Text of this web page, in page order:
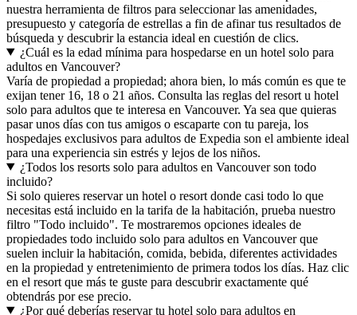
nuestra herramienta de filtros para seleccionar las amenidades,
presupuesto y categoría de estrellas a fin de afinar tus resultados de
búsqueda y descubrir la estancia ideal en cuestión de clics.
¿Cuál es la edad mínima para hospedarse en un hotel solo para
adultos en Vancouver?
Varía de propiedad a propiedad; ahora bien, lo más común es que te
exijan tener 16, 18 o 21 años. Consulta las reglas del resort u hotel
solo para adultos que te interesa en Vancouver. Ya sea que quieras
pasar unos días con tus amigos o escaparte con tu pareja, los
hospedajes exclusivos para adultos de Expedia son el ambiente ideal
para una experiencia sin estrés y lejos de los niños.
¿Todos los resorts solo para adultos en Vancouver son todo
incluido?
Si solo quieres reservar un hotel o resort donde casi todo lo que
necesitas está incluido en la tarifa de la habitación, prueba nuestro
filtro "Todo incluido". Te mostraremos opciones ideales de
propiedades todo incluido solo para adultos en Vancouver que
suelen incluir la habitación, comida, bebida, diferentes actividades
en la propiedad y entretenimiento de primera todos los días. Haz clic
en el resort que más te guste para descubrir exactamente qué
obtendrás por ese precio.
¿Por qué deberías reservar tu hotel solo para adultos en